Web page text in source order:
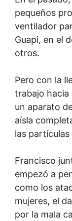
pequeños
ventilador
Guapi, en el
otros.
Pero con la
trabajo hacia
un aparato
aísla
las
Francisco
empezó a
como los
mujeres, el
por la mala